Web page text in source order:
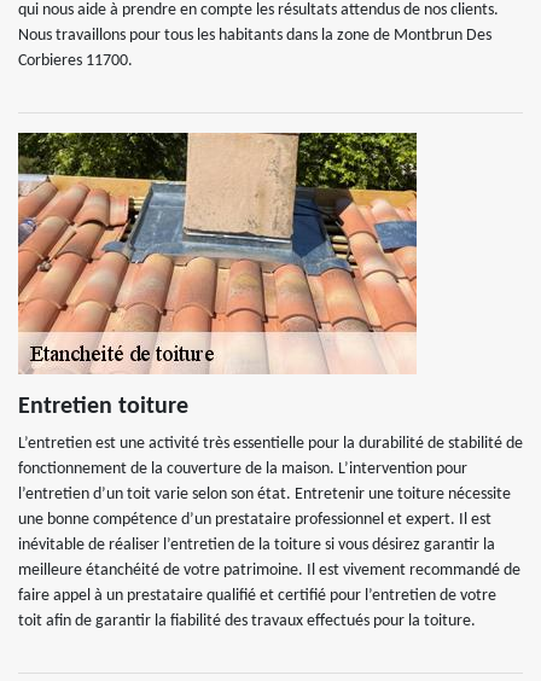
qui nous aide à prendre en compte les résultats attendus de nos clients.
Nous travaillons pour tous les habitants dans la zone de Montbrun Des
Corbieres 11700.
Entretien toiture
L’entretien est une activité très essentielle pour la durabilité de stabilité de
fonctionnement de la couverture de la maison. L’intervention pour
l’entretien d’un toit varie selon son état. Entretenir une toiture nécessite
une bonne compétence d’un prestataire professionnel et expert. Il est
inévitable de réaliser l’entretien de la toiture si vous désirez garantir la
meilleure étanchéité de votre patrimoine. Il est vivement recommandé de
faire appel à un prestataire qualifié et certifié pour l’entretien de votre
toit afin de garantir la fiabilité des travaux effectués pour la toiture.